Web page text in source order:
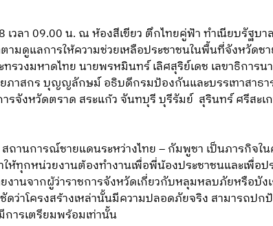
วลา 09.00 น. ณ ห้องสีเขียว ตึกไทยคู่ฟ้า ทำเนียบรัฐบ
มดูแลการให้ความช่วยเหลือประชาชนในพื้นที่จังหวัดช
ทรวงมหาดไทย นายพรหมินทร์ เลิศสุริย์เดช เลขาธิกา
ยภาสกร บุญญลักษม์ อธิบดีกรมป้องกันและบรรเทาสา
รจังหวัดตราด สระแก้ว จันทบุรี บุรีรัมย์ สุรินทร์ ศรีสะเ
ถานการณ์ชายแดนระหว่างไทย – กัมพูชา เป็นภารกิจใ
ห้ทุกหน่วยงานต้องทำงานเพื่อพี่น้องประชาชนและเพื่อ
งานจากผู้ว่าราชการจังหวัดเกี่ยวกับหลุมหลบภัยหรือบั
ว่าโครงสร้างเหล่านั้นมีความปลอดภัยจริง สามารถปก
การเตรียมพร้อมเท่านั้น